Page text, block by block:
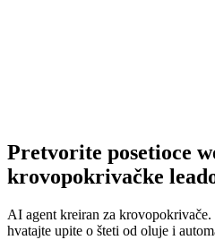
Pretvorite posetioce
krovopokrivačke
AI agent kreiran za krovopokrivače.
hvatajte upite o šteti od oluje i